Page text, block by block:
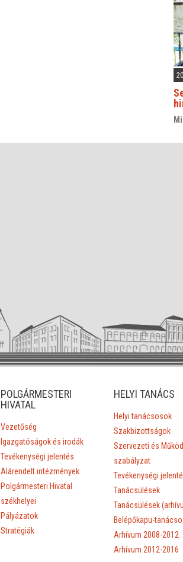
POLGÁRMESTERI
HIVATAL
Vezetőség
Igazgatóságok és irodák
Tevékenységi jelentés
Alárendelt intézmények
Polgármesteri Hivatal
székhelyei
Pályázatok
Stratégiák
HELYI TANÁCS
Helyi tanácsosok
Szakbizottságok
Szervezeti és
szabályzat
Tevékenységi
Tanácsülések
Tanácsülések
Belépőkapu-
Arhívum 2008-2012
Arhívum 2012-2016